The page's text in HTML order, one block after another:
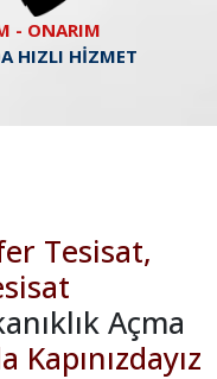
- ONARIM
HIZLI HİZMET
Tesisat,
Açma